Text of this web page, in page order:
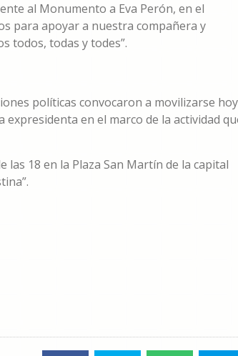
al Monumento a Eva Perón, en el
para apoyar a nuestra compañera y
todos, todas y todes”.
políticas convocaron a movilizarse hoy
expresidenta en el marco de la actividad
18 en la Plaza San Martín de la capital